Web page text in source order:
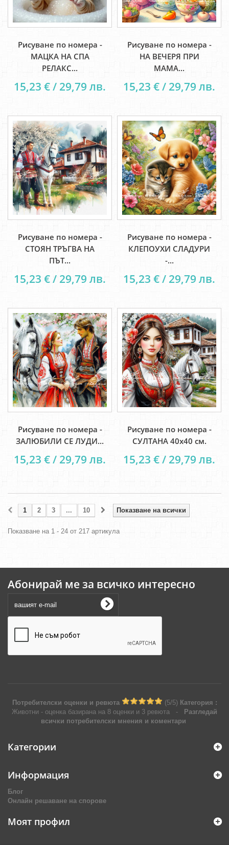
Рисуване по номера -
МАЦКА НА СПА
РЕЛАКС...
15,23 € / 29,79 лв.
Рисуване по номера -
НА ВЕЧЕРЯ ПРИ
МАМА...
15,23 € / 29,79 лв.
Рисуване по номера -
СТОЯН ТРЪГВА НА
ПЪТ...
15,23 € / 29,79 лв.
Рисуване по номера -
КЛЕПОУХИ СЛАДУРИ
-...
15,23 € / 29,79 лв.
Рисуване по номера -
ЗАЛЮБИЛИ СЕ ЛУДИ...
15,23 € / 29,79 лв.
Рисуване по номера -
СУЛТАНА 40х40 см.
15,23 € / 29,79 лв.
Показване на всички
1 2 3 ... 10
Показване на 1 - 24 от 217 артикула
Абонирай ме за всичко интересно
Потребителски оценки и ревюта (5/5) Категория :
Животни - оценка базирана на 8 оценки и 3 ревюта -
Разгледай
всички потребителски мнения и коментари
Категории
Информация
Блог
Онлайн решаване на спорове
Моят профил